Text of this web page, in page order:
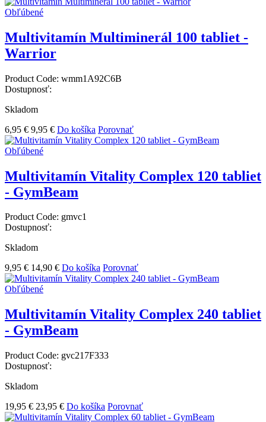
Obľúbené
Multivitamín Multiminerál 100 tabliet -
Warrior
Product Code: wmm1A92C6B
Dostupnosť:
Skladom
6,95 € 9,95 € Do košíka Porovnať
Obľúbené
Multivitamín Vitality Complex 120 tabliet
- GymBeam
Product Code: gmvc1
Dostupnosť:
Skladom
9,95 € 14,90 € Do košíka Porovnať
Obľúbené
Multivitamín Vitality Complex 240 tabliet
- GymBeam
Product Code: gvc217F333
Dostupnosť:
Skladom
19,95 € 23,95 € Do košíka Porovnať